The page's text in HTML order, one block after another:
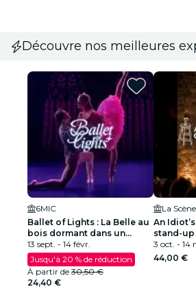
Découvre nos meilleures
6MIC
Ballet of Lights : La Belle au
bois dormant dans un
spectacle étincelant
13 sept. - 14 févr.
Jusqu'à 20 % de réduction
À partir de 30,50 €
24,40 €
La Scène
An
stand-up
3 oct. - 14
44,00 €